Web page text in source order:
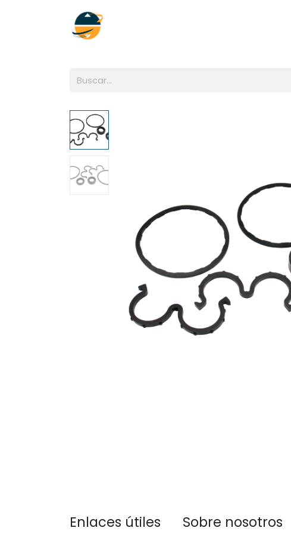
Enlaces útiles Sobre nosotros